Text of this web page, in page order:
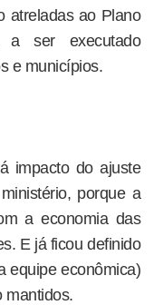
atreladas ao Plano
a ser executado
e municípios.
impacto do ajuste
porque a
a economia das
E já ficou definido
equipe econômica)
mantidos.